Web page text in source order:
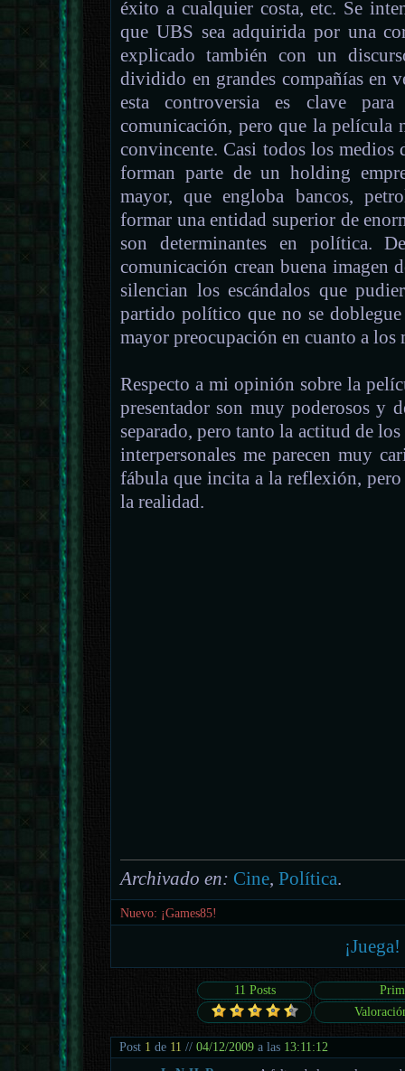
éxito a cualquier costa, etc. Se
que UBS sea adquirida por una
explicado también con un
dividido en grandes compañías en
esta controversia es clave
comunicación, pero que la película
convincente. Casi todos los
forman parte de un holding
mayor, que engloba bancos,
formar una entidad superior de
son determinantes en política.
comunicación crean buena imagen
silencian los escándalos que
partido político que no se doblegue
mayor preocupación en cuanto a
Respecto a mi opinión sobre la
presentador son muy poderosos y
separado, pero tanto la actitud de
interpersonales me parecen muy
fábula que incita a la reflexión, pero
la realidad.
Archivado en: Cine,Política.
Nuevo: ¡Games85!
¡Juega!
11 Posts
Post 1 de 11 //04/12/2009 a las 13:11:12